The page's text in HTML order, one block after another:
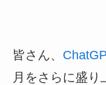
皆さん、
月をさらに盛